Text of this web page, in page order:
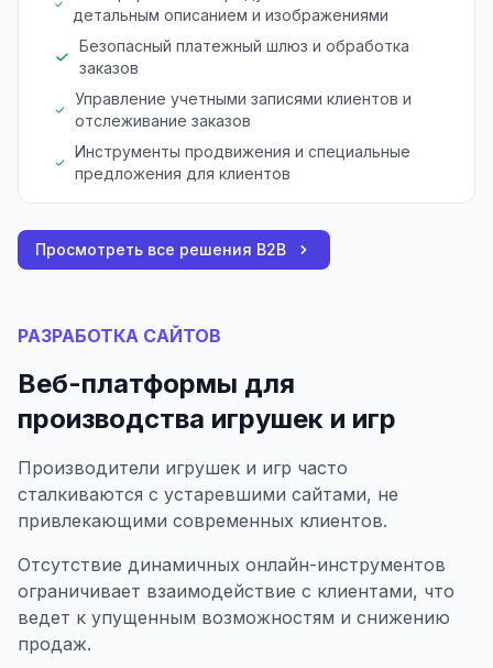
детальным описанием и изображениями
Безопасный платежный шлюз и обработка
заказов
Управление учетными записями клиентов и
отслеживание заказов
Инструменты продвижения и специальные
предложения для клиентов
Просмотреть все решения B2B
РАЗРАБОТКА САЙТОВ
Веб-платформы для
производства игрушек и игр
Производители игрушек и игр часто
сталкиваются с устаревшими сайтами, не
привлекающими современных клиентов.
Отсутствие динамичных онлайн-инструментов
ограничивает взаимодействие с клиентами, что
ведет к упущенным возможностям и снижению
продаж.